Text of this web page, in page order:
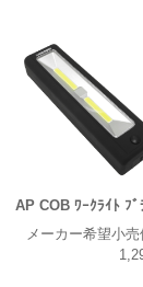
AP COB ﾜｰｸﾗｲﾄ ﾌﾞ
メーカー希望小売